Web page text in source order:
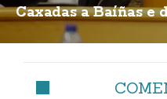
Caxadas a Baíñas e